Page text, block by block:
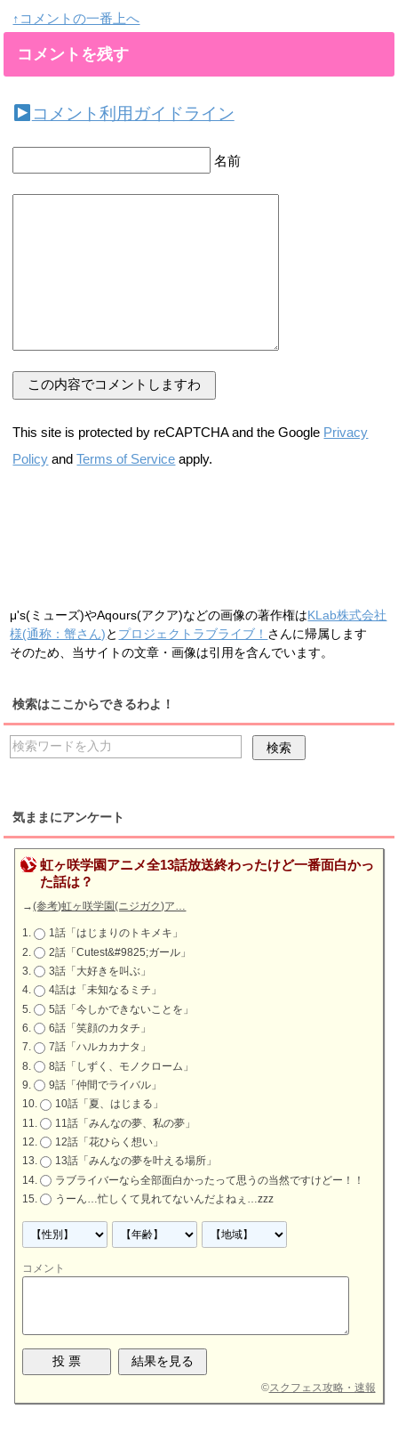
↑コメントの一番上へ
コメントを残す
コメント利用ガイドライン
名前
This site is protected by reCAPTCHA and the Google Privacy
Policy andTerms of Service apply.
μ's(ミューズ)やAqours(アクア)などの画像の著作権はKLab株式会社
様(通称：蟹さん)と プロジェクトラブライブ！ さんに帰属します
そのため、当サイトの文章・画像は引用を含んでいます。
検索はここからできるわよ！
気ままにアンケート
虹ヶ咲学園アニメ全13話放送終わったけど一番面白かっ
た話は？
→(参考)虹ヶ咲学園(ニジガク)ア…
1話「はじまりのトキメキ」
2話「Cutest&#9825;ガール」
3話「大好きを叫ぶ」
4話は「未知なるミチ」
5話「今しかできないことを」
6話「笑顔のカタチ」
7話「ハルカカナタ」
8話「しずく、モノクローム」
9話「仲間でライバル」
10話「夏、はじまる」
11話「みんなの夢、私の夢」
12話「花ひらく想い」
13話「みんなの夢を叶える場所」
ラブライバーなら全部面白かったって思うの当然ですけどー！！
うーん…忙しくて見れてないんだよねぇ…zzz
コメント
©スクフェス攻略・速報